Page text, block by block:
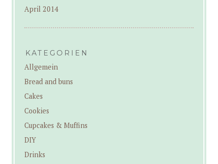
April 2014
KATEGORIEN
Allgemein
Bread and buns
Cakes
Cookies
Cupcakes & Muffins
DIY
Drinks